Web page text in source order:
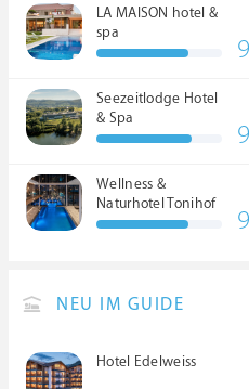
LA MAISON hotel &
spa
Seezeitlodge Hotel
& Spa
Wellness &
Naturhotel Tonihof
****S
NEU IM GUIDE
Hotel Edelweiss